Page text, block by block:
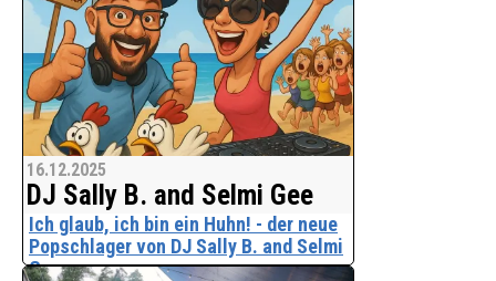
Mit "So Wunderbar" präsentieren DJ
Sally B. & Selmi Gee einen
warmherzigen, positiv strahlenden
Deutsch-Pop-/Schlager-Titel, der das
Leben feiert - zart im Einstieg, groß im
Gefühl, eingängig im
16.12.2025
DJ Sally B. and Selmi Gee
Ich glaub, ich bin ein Huhn! - der neue
Popschlager von DJ Sally B. and Selmi
Gee